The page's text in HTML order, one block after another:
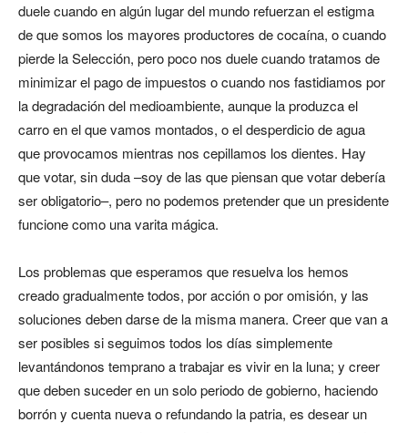
duele cuando en algún lugar del mundo refuerzan el estigma
de que somos los mayores productores de cocaína, o cuando
pierde la Selección, pero poco nos duele cuando tratamos de
minimizar el pago de impuestos o cuando nos fastidiamos por
la degradación del medioambiente, aunque la produzca el
carro en el que vamos montados, o el desperdicio de agua
que provocamos mientras nos cepillamos los dientes. Hay
que votar, sin duda –soy de las que piensan que votar debería
ser obligatorio–, pero no podemos pretender que un presidente
funcione como una varita mágica.
Los problemas que esperamos que resuelva los hemos
creado gradualmente todos, por acción o por omisión, y las
soluciones deben darse de la misma manera. Creer que van a
ser posibles si seguimos todos los días simplemente
levantándonos temprano a trabajar es vivir en la luna; y creer
que deben suceder en un solo periodo de gobierno, haciendo
borrón y cuenta nueva o refundando la patria, es desear un